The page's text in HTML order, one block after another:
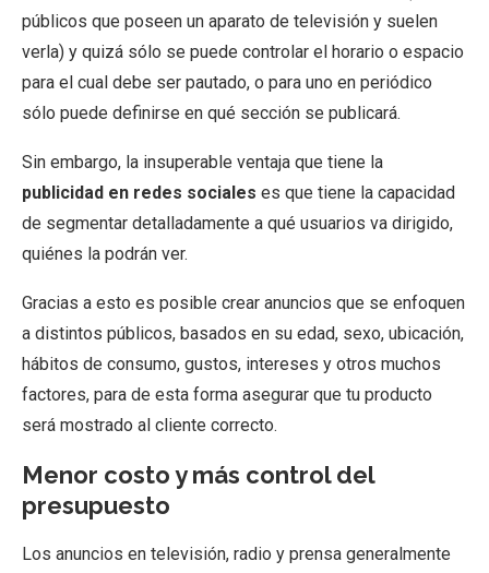
públicos que poseen un aparato de televisión y suelen
verla) y quizá sólo se puede controlar el horario o espacio
para el cual debe ser pautado, o para uno en periódico
sólo puede definirse en qué sección se publicará.
Sin embargo, la insuperable ventaja que tiene la
publicidad en redes sociales es que tiene la capacidad
de segmentar detalladamente a qué usuarios va dirigido,
quiénes la podrán ver.
Gracias a esto es posible crear anuncios que se enfoquen
a distintos públicos, basados en su edad, sexo, ubicación,
hábitos de consumo, gustos, intereses y otros muchos
factores, para de esta forma asegurar que tu producto
será mostrado al cliente correcto.
Menor costo y más control del
presupuesto
Los anuncios en televisión, radio y prensa generalmente